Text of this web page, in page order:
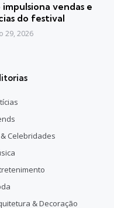
vendas e
do festival
29, 2026
& Celebridades
& Decoração